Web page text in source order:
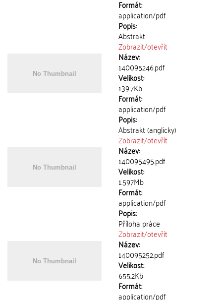
Formát:
application/pdf
Popis:
Abstrakt
Zobrazit/otevřít
Název:
140095246.pdf
Velikost:
139.7Kb
Formát:
application/pdf
Popis:
Abstrakt (anglicky)
Zobrazit/otevřít
Název:
140095495.pdf
Velikost:
1.597Mb
Formát:
application/pdf
Popis:
Příloha práce
Zobrazit/otevřít
Název:
140095252.pdf
Velikost:
655.2Kb
Formát:
application/pdf